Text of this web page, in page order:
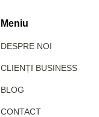
Meniu
DESPRE NOI
CLIENȚI BUSINESS
BLOG
CONTACT